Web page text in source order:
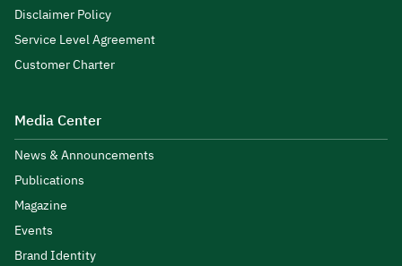
Disclaimer Policy
Service Level Agreement
Customer Charter
Media Center
News & Announcements
Publications
Magazine
Events
Brand Identity